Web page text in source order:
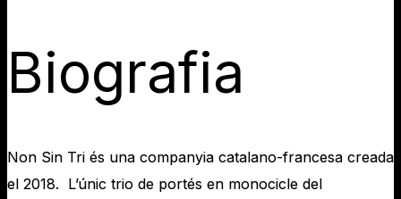
Biografia
Non Sin Tri és una companyia catalano-francesa creada
el 2018. L’únic trio de portés en monocicle del